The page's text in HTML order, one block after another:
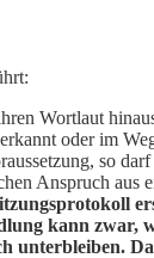
Wortlaut
oder im
so
Anspruch
kann zwar,